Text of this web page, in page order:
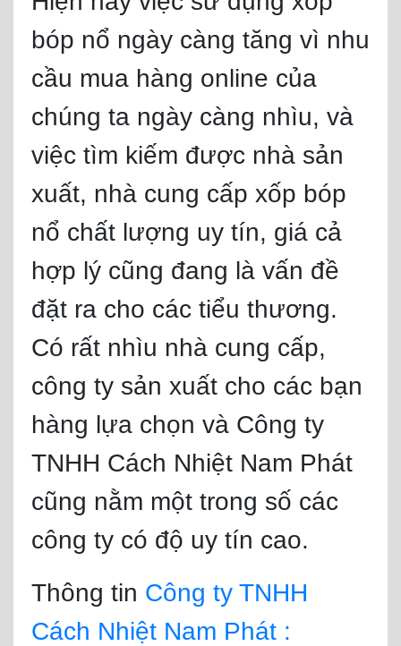
bóp nổ ngày càng tăng vì nhu
cầu mua hàng online của
chúng ta ngày càng nhìu, và
việc tìm kiếm được nhà sản
xuất, nhà cung cấp xốp bóp
nổ chất lượng uy tín, giá cả
hợp lý cũng đang là vấn đề
đặt ra cho các tiểu thương.
Có rất nhìu nhà cung cấp,
công ty sản xuất cho các bạn
hàng lựa chọn và Công ty
TNHH Cách Nhiệt Nam Phát
cũng nằm một trong số các
công ty có độ uy tín cao.
Thông tin Công ty TNHH
Cách Nhiệt Nam Phát :